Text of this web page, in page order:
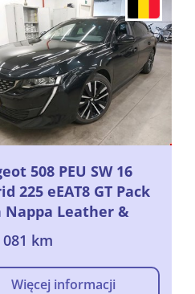
508 PEU SW 16
225 eEAT8 GT Pack
Nappa Leather &
Vision & Electric
HYBRID
03/06/2021
km
Więcej informacji